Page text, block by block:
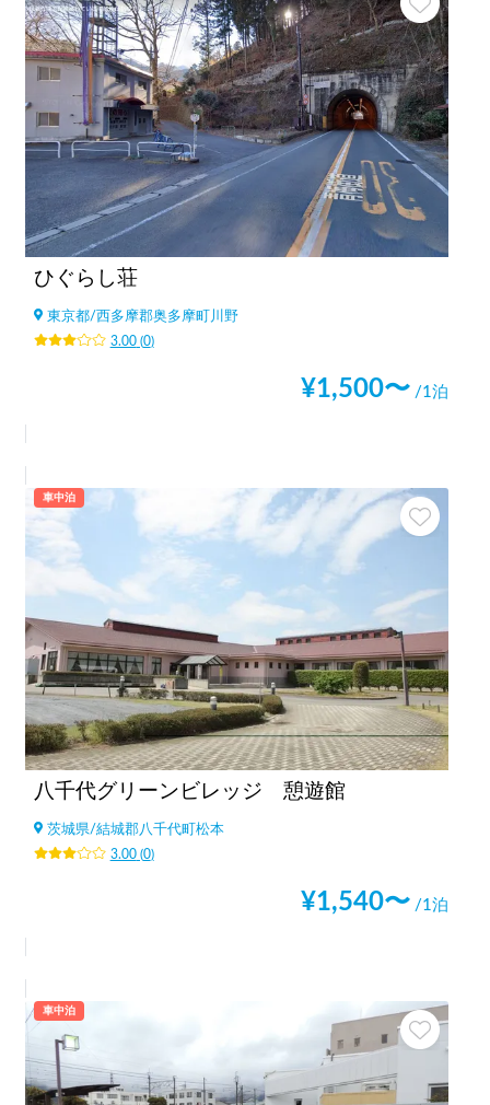
ひぐらし荘
東京都/西多摩郡奥多摩町川野
3.00(0)
¥1,500〜 /1泊
車中泊
八千代グリーンビレッジ 憩遊館
茨城県/結城郡八千代町松本
3.00(0)
¥1,540〜 /1泊
車中泊